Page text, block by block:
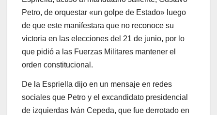
Petro, de orquestar «un golpe de Estado» luego
de que este manifestara que no reconoce su
victoria en las elecciones del 21 de junio, por lo
que pidió a las Fuerzas Militares mantener el
orden constitucional.
De la Espriella dijo en un mensaje en redes
sociales que Petro y el excandidato presidencial
de izquierdas Iván Cepeda, que fue derrotado en